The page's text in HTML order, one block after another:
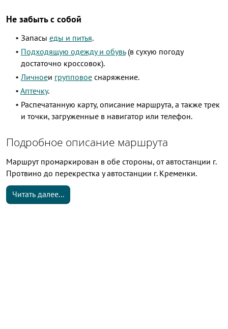
Не забыть с собой
Запасы еды и питья.
Подходящую одежду и обувь(в сухую погоду
достаточно кроссовок).
Личноеи групповоеснаряжение.
Аптечку.
Распечатанную карту, описание маршрута, а также трек
и точки, загруженные в навигатор или телефон.
Подробное описание маршрута
Маршрут промаркирован в обе стороны, от автостанции г.
Протвино до перекрестка у автостанции г. Кременки.
Читать далее...